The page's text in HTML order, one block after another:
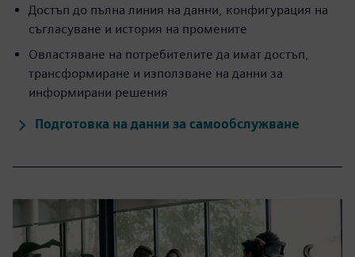
Достъп до пълна линия на данни, конфигурация на
съгласуване и история на промените
Овластяване на потребителите да имат достъп,
трансформиране и използване на данни за
информирани решения
Подготовка на данни за самообслужване